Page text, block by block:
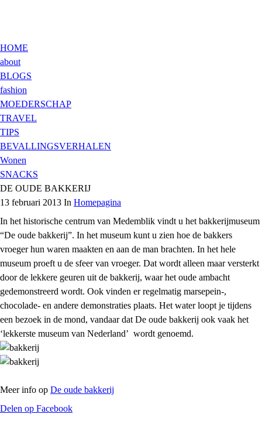
HOME
about
BLOGS
fashion
MOEDERSCHAP
TRAVEL
TIPS
BEVALLINGSVERHALEN
Wonen
SNACKS
DE OUDE BAKKERIJ
13 februari 2013 In Homepagina
In het historische centrum van Medemblik vindt u het bakkerijmuseum
“De oude bakkerij”. In het museum kunt u zien hoe de bakkers
vroeger hun waren maakten en aan de man brachten. In het hele
museum proeft u de sfeer van vroeger. Dat wordt alleen maar versterkt
door de lekkere geuren uit de bakkerij, waar het oude ambacht
gedemonstreerd wordt. Ook vinden er regelmatig marsepein-,
chocolade- en andere demonstraties plaats. Het water loopt je tijdens
een bezoek in de mond, vandaar dat De oude bakkerij ook vaak het
‘lekkerste museum van Nederland’ wordt genoemd.
Meer info op De oude bakkerij
Delen op Facebook